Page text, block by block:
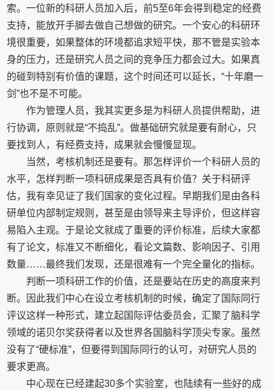
索。一位新的科研人员加入后，前5至6年会得到稳定的经费
支持，能放开手脚去做自己想做的研究。一个安心的科研环
境很重要，如果整体的环境都追求短平快，那不管是实验本
身的压力，还是研究人员之间的竞争压力都会过大。如果真
的碰到特别有价值的课题，这个时间还可以延长，“十年磨一
剑”也不是不可能。
作为管理人员，我其实更多是为科研人员提供帮助，进
行协调，原则就是“不捣乱”。做基础研究就是要有耐心，只
要找到人，有经费支持，成果就会慢慢显现。
当然，考核机制还是要有。那怎样评价一个科研人员的
水平，怎样判断一项科研成果是否具有价值？关于科研评
估，我有幸见证了我们国家的变化过程。早期我们是由各科
研单位内部制定规则，甚至是由领导来主导评价，但这样容
易陷入主观。于是论文就成了重要的评价标准，后续大家都
有了论文，标准又不断细化，看论文篇数、影响因子、引用
数量……最终我们发现，还是很难有一个完全量化的指标。
判断一项科研工作的价值，还是要站在历史的高度来判
断。因此我们中心在设立考核机制的时候，确定了国际同行
评议这样一种形式，建立起国际评估委员会，汇聚了脑科学
领域的诺贝尔奖获得者以及世界各国脑科学顶尖专家。虽然
没有了“硬标准”，但要得到国际同行的认可，对研究人员的
要求更高。
中心现在已经建起30多个实验室，也陆续有一些好的成